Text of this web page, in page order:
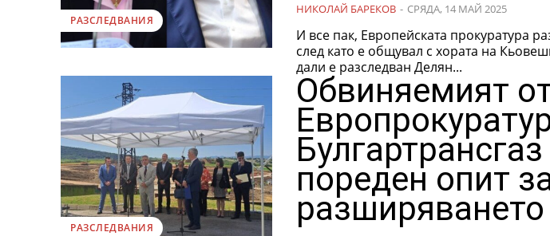
РАЗСЛЕДВАНИЯ
НИКОЛАЙ БАРЕКОВ - СРЯДА, 14 МАЙ 2025
И все пак, Европейската прокуратура
след като е общувал с хората на Кьовеши Зададохме конкретен
дали е разследван Делян...
РАЗСЛЕДВАНИЯ
Обвиняемият
пореден опит